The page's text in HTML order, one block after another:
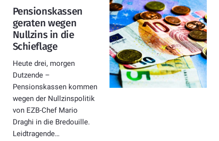
Pensionskassen
geraten wegen
Nullzins in die
Schieflage
Heute drei, morgen
Dutzende –
Pensionskassen kommen
wegen der Nullzinspolitik
von EZB-Chef Mario
Draghi in die Bredouille.
Leidtragende…